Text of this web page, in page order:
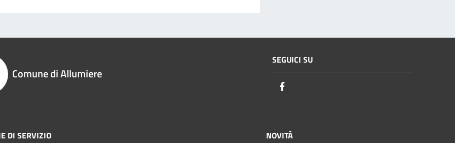
Comune di Allumiere
SEGUICI SU
DI SERVIZIO NOVITÀ